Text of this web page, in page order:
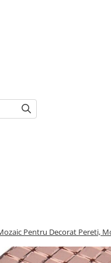
Pentru Decorat Pereti,